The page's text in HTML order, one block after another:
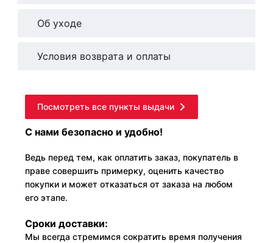
Об уходе
Условия возврата и оплаты
Посмотреть все пункты выдачи
С нами безопасно и удобно!
Ведь перед тем, как оплатить заказ, покупатель в
праве совершить примерку, оценить качество
покупки и может отказаться от заказа на любом
его этапе.
Сроки доставки:
Мы всегда стремимся сократить время получения